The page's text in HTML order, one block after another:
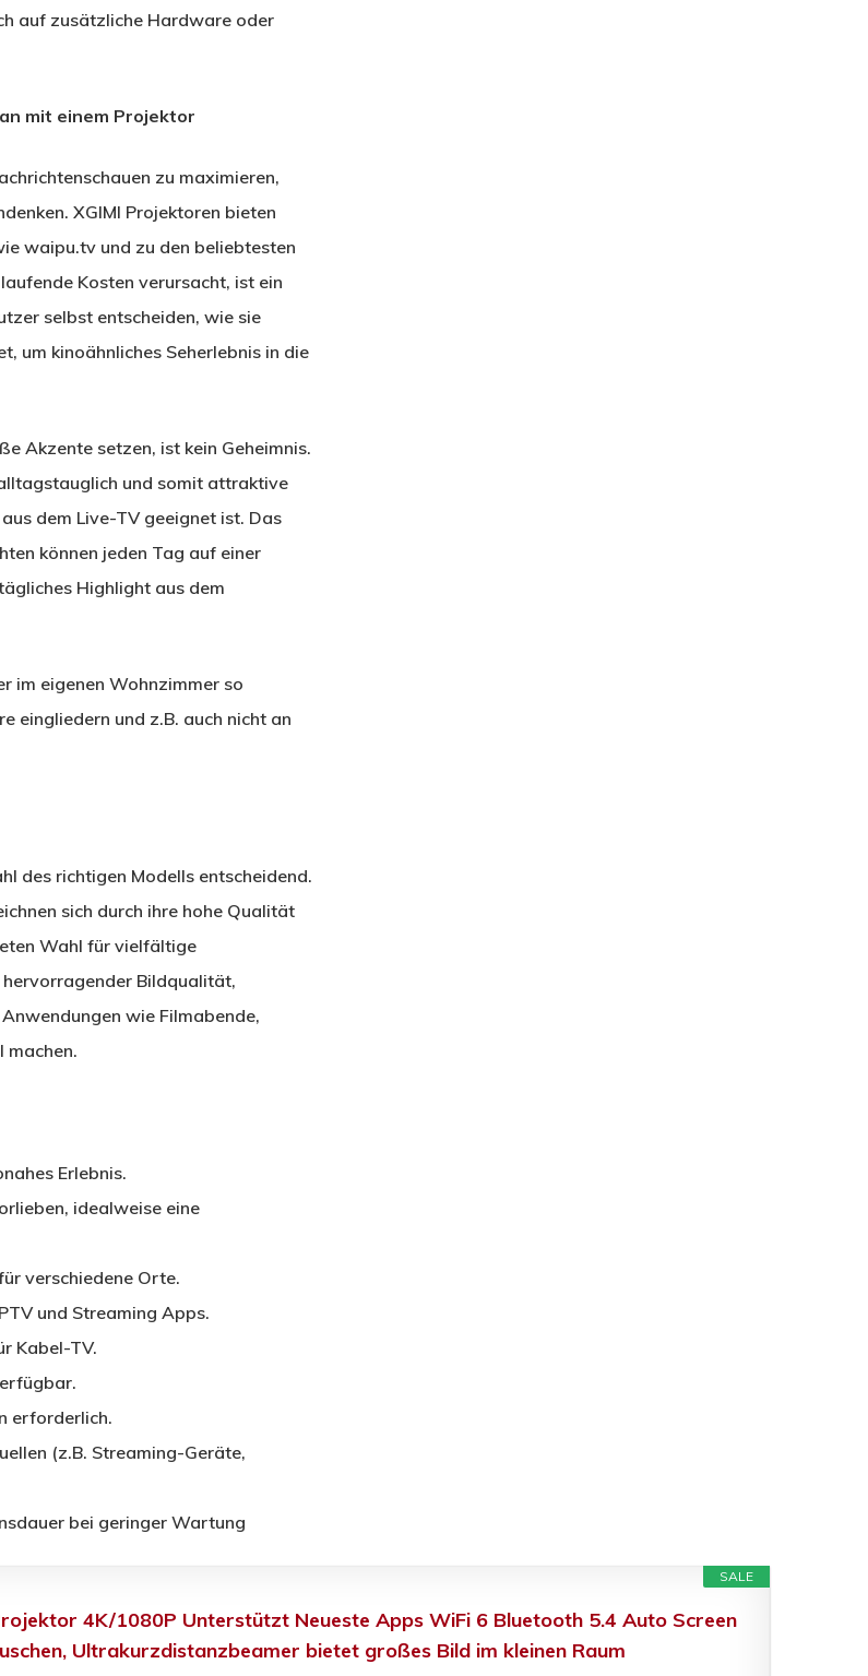
auf zusätzliche Hardware oder
mit einem Projektor
zu maximieren,
XGIMI Projektoren bieten
waipu.tv und zu den beliebtesten
Kosten verursacht, ist ein
selbst entscheiden, wie sie
um kinoähnliches Seherlebnis in die
Akzente setzen, ist kein Geheimnis.
und somit attraktive
dem Live-TV geeignet ist. Das
können jeden Tag auf einer
Highlight aus dem
im eigenen Wohnzimmer so
eingliedern und z.B. auch nicht an
des richtigen Modells entscheidend.
sich durch ihre hohe Qualität
Wahl für vielfältige
Bildqualität,
wie Filmabende,
machen.
Erlebnis.
idealweise eine
verschiedene Orte.
und Streaming Apps.
Kabel-TV.
erforderlich.
(z.B. Streaming-Geräte,
bei geringer Wartung
SALE
4K/1080P Unterstützt Neueste Apps WiFi 6 Bluetooth 5.4 Auto Screen
Ultrakurzdistanzbeamer bietet großes Bild im kleinen Raum